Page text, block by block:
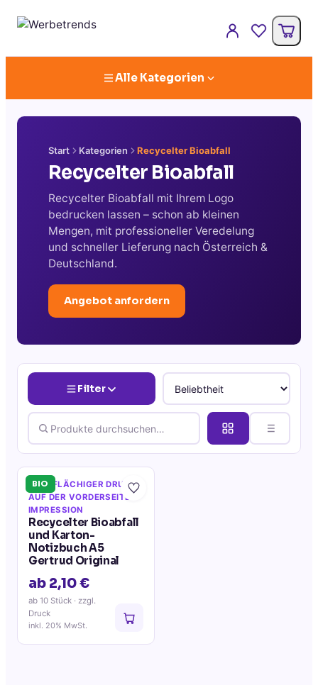
Alle Kategorien
Start Kategorien Recycelter Bioabfall
Recycelter Bioabfall
Recycelter Bioabfall mit Ihrem Logo
bedrucken lassen – schon ab kleinen
Mengen, mit professioneller Veredelung
und schneller Lieferung nach Österreich &
Deutschland.
Angebot anfordern
Filter
BIO
VOLLFLÄCHIGER DRUCK
AUF DER VORDERSEITE
IMPRESSION
Recycelter Bioabfall
und Karton-
Notizbuch A5
Gertrud Original
ab 2,10 €
ab 10 Stück · zzgl.
Druck
inkl. 20% MwSt.